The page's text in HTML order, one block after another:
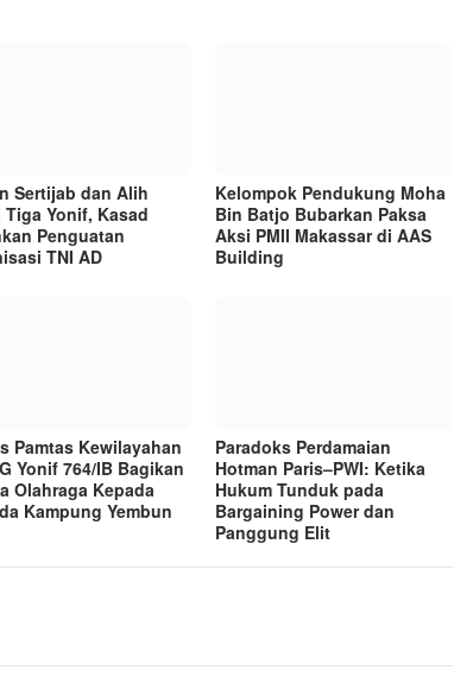
Sertijab dan Alih
Tiga Yonif, Kasad
Penguatan
TNI AD
Kelompok Pendukung Moha
Bin Batjo Bubarkan Paksa
Aksi PMII Makassar di AAS
Building
Pamtas Kewilayahan
Yonif 764/IB Bagikan
Olahraga Kepada
Kampung Yembun
Paradoks Perdamaian
Hotman Paris–PWI: Ketika
Hukum Tunduk pada
Bargaining Power dan
Panggung Elit